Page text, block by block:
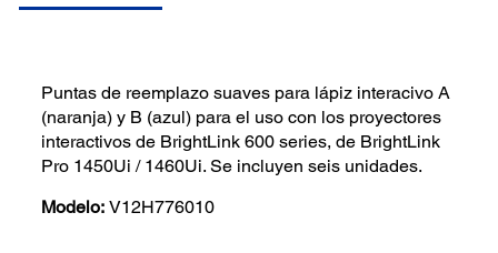
Puntas de reemplazo suaves para lápiz interacivo A
(naranja) y B (azul) para el uso con los proyectores
interactivos de BrightLink 600 series, de BrightLink
Pro 1450Ui / 1460Ui. Se incluyen seis unidades.
Modelo: V12H776010